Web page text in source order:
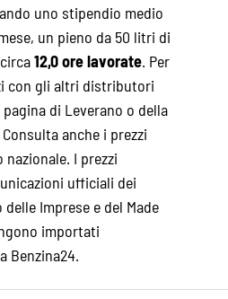
uno stipendio medio
un pieno da 50 litri di
12,0 ore lavorate. Per
con gli altri distributori
di Leverano o della
Consulta anche i prezzi
nazionale. I prezzi
ufficiali dei
Imprese e del Made
importati
Benzina24.